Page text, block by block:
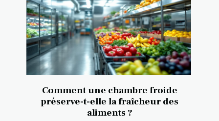
Comment une chambre froide
préserve-t-elle la fraîcheur des
aliments ?